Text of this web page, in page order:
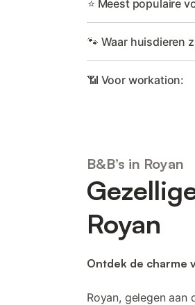
⭐ Meest populaire
🐾 Waar huisdieren
📶 Voor workation:
B&B’s in Royan
Royan
Ontdek de charme
Royan, gelegen